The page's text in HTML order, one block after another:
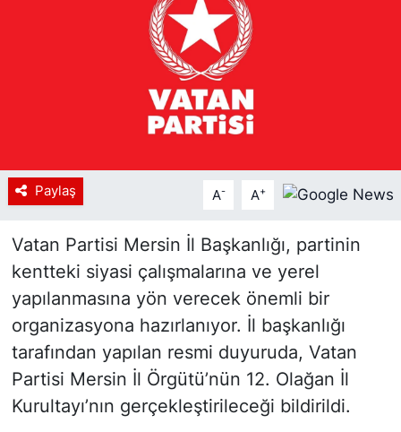
Paylaş A- A+
Vatan Partisi Mersin İl Başkanlığı, partinin
kentteki siyasi çalışmalarına ve yerel
yapılanmasına yön verecek önemli bir
organizasyona hazırlanıyor. İl başkanlığı
tarafından yapılan resmi duyuruda, Vatan
Partisi Mersin İl Örgütü’nün 12. Olağan İl
Kurultayı’nın gerçekleştirileceği bildirildi.
YEREL HABER
Haberde insan